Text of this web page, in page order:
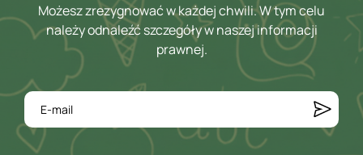
Możesz zrezygnować w każdej chwili. W tym celu
należy odnaleźć szczegóły w naszej informacji
prawnej.